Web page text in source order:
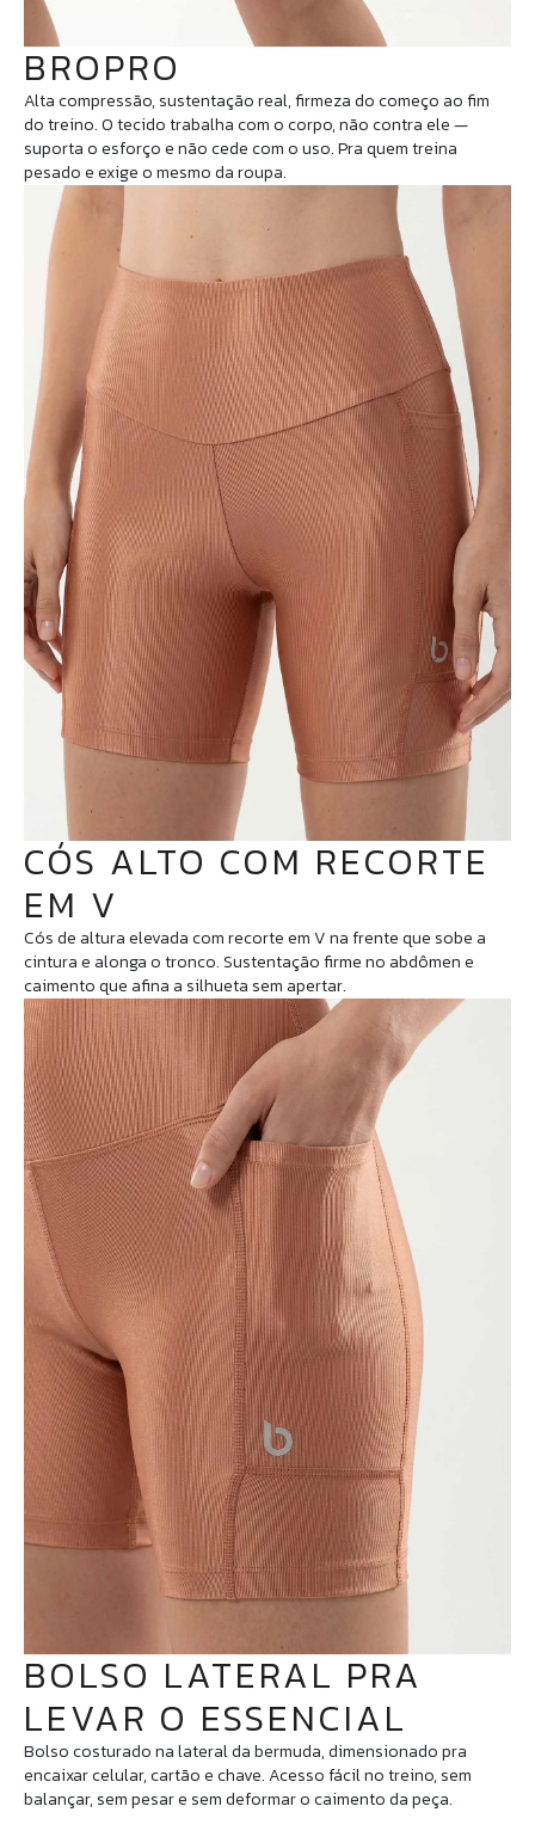
BROPRO
Alta compressão, sustentação real, firmeza do começo ao fim
do treino. O tecido trabalha com o corpo, não contra ele —
suporta o esforço e não cede com o uso. Pra quem treina
pesado e exige o mesmo da roupa.
CÓS ALTO COM RECORTE
EM V
Cós de altura elevada com recorte em V na frente que sobe a
cintura e alonga o tronco. Sustentação firme no abdômen e
caimento que afina a silhueta sem apertar.
BOLSO LATERAL PRA
LEVAR O ESSENCIAL
Bolso costurado na lateral da bermuda, dimensionado pra
encaixar celular, cartão e chave. Acesso fácil no treino, sem
balançar, sem pesar e sem deformar o caimento da peça.